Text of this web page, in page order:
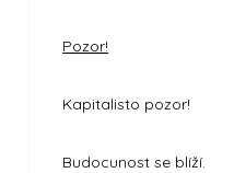
Pozor!
Kapitalisto pozor!
Budocunost se blíží.